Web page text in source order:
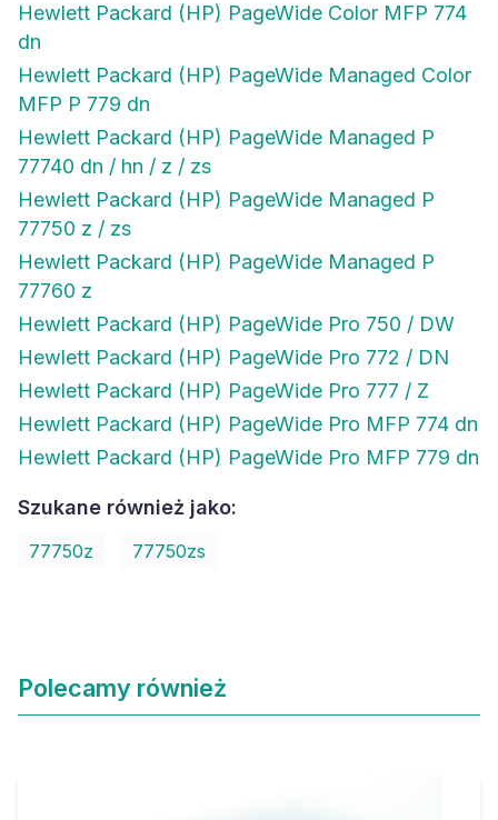
Hewlett Packard (HP) PageWide Color MFP 774
dn
Hewlett Packard (HP) PageWide Managed Color
MFP P 779 dn
Hewlett Packard (HP) PageWide Managed P
77740 dn / hn / z / zs
Hewlett Packard (HP) PageWide Managed P
77750 z / zs
Hewlett Packard (HP) PageWide Managed P
77760 z
Hewlett Packard (HP) PageWide Pro 750 / DW
Hewlett Packard (HP) PageWide Pro 772 / DN
Hewlett Packard (HP) PageWide Pro 777 / Z
Hewlett Packard (HP) PageWide Pro MFP 774 dn
Hewlett Packard (HP) PageWide Pro MFP 779 dn
Szukane również jako:
77750z 77750zs
Polecamy również